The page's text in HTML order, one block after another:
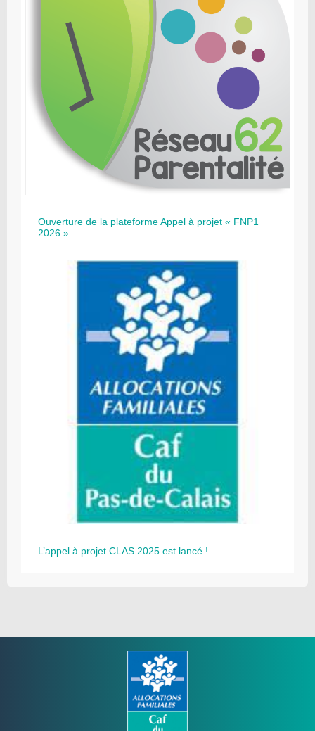
Ouverture de la plateforme Appel à projet « FNP1
2026 »
L’appel à projet CLAS 2025 est lancé !